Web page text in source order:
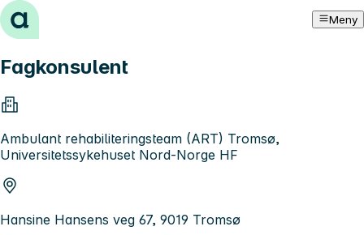
Hopp til innhold Meny
Fagkonsulent
Ambulant rehabiliteringsteam (ART) Tromsø,
Universitetssykehuset Nord-Norge HF
Hansine Hansens veg 67, 9019 Tromsø